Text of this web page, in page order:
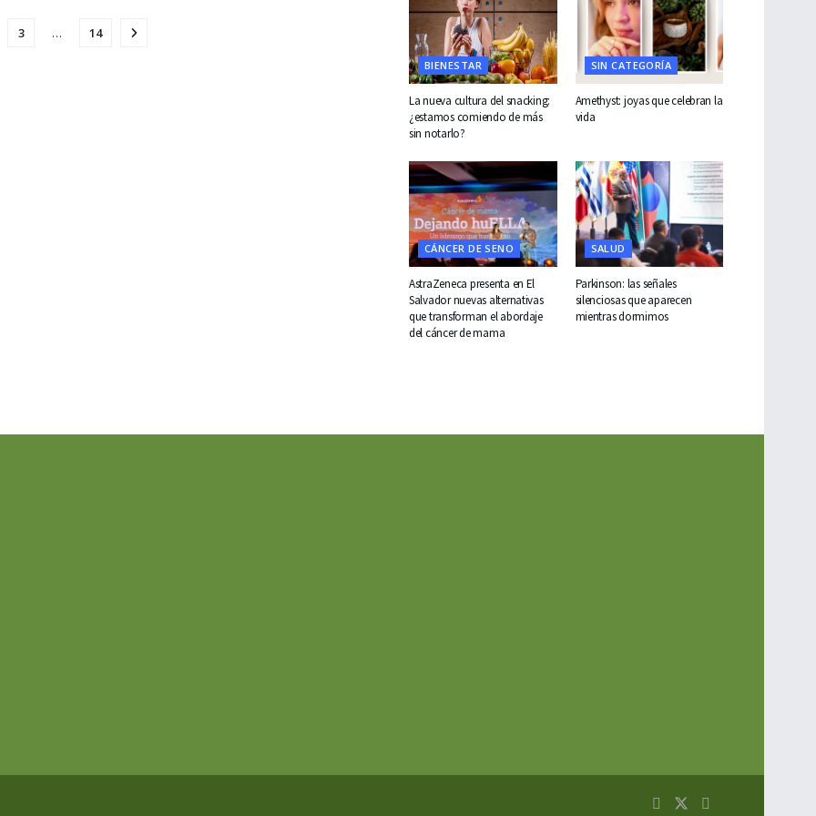
3 … 14
BIENESTAR
La nueva cultura del snacking:
¿estamos comiendo de más
sin notarlo?
SIN CATEGORÍA
Amethyst: joyas que celebran la
vida
CÁNCER DE SENO
AstraZeneca presenta en El
Salvador nuevas alternativas
que transforman el abordaje
del cáncer de mama
SALUD
Parkinson: las señales
silenciosas que aparecen
mientras dormimos